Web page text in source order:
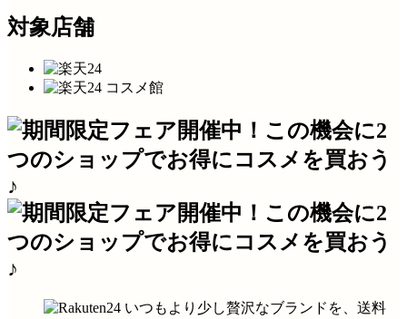
対象店舗